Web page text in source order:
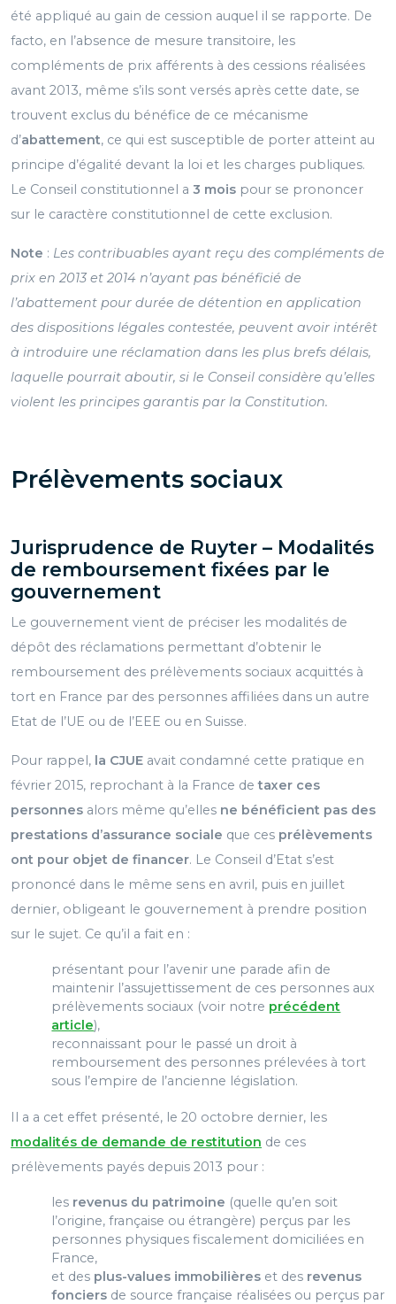
été appliqué au gain de cession auquel il se rapporte. De
facto, en l’absence de mesure transitoire, les
compléments de prix afférents à des cessions réalisées
avant 2013, même s’ils sont versés après cette date, se
trouvent exclus du bénéfice de ce mécanisme
d’abattement, ce qui est susceptible de porter atteint au
principe d’égalité devant la loi et les charges publiques.
Le Conseil constitutionnel a 3 mois pour se prononcer
sur le caractère constitutionnel de cette exclusion.
Note : Les contribuables ayant reçu des compléments de
prix en 2013 et 2014 n’ayant pas bénéficié de
l’abattement pour durée de détention en application
des dispositions légales contestée, peuvent avoir intérêt
à introduire une réclamation dans les plus brefs délais,
laquelle pourrait aboutir, si le Conseil considère qu’elles
violent les principes garantis par la Constitution.
Prélèvements sociaux
Jurisprudence de Ruyter – Modalités
de remboursement fixées par le
gouvernement
Le gouvernement vient de préciser les modalités de
dépôt des réclamations permettant d’obtenir le
remboursement des prélèvements sociaux acquittés à
tort en France par des personnes affiliées dans un autre
Etat de l’UE ou de l’EEE ou en Suisse.
Pour rappel, la CJUE avait condamné cette pratique en
février 2015, reprochant à la France detaxer ces
personnes alors même qu’elles ne bénéficient pas des
prestations d’assurance sociale que ces prélèvements
ont pour objet de financer. Le Conseil d’Etat s’est
prononcé dans le même sens en avril, puis en juillet
dernier, obligeant le gouvernement à prendre position
sur le sujet. Ce qu’il a fait en :
présentant pour l’avenir une parade afin de
maintenir l’assujettissement de ces personnes aux
prélèvements sociaux (voir notre précédent
article),
reconnaissant pour le passé un droit à
remboursement des personnes prélevées à tort
sous l’empire de l’ancienne législation.
Il a a cet effet présenté, le 20 octobre dernier, les
modalités de demande de restitution de ces
prélèvements payés depuis 2013 pour :
les revenus du patrimoine (quelle qu’en soit
l’origine, française ou étrangère) perçus par les
personnes physiques fiscalement domiciliées en
France,
et des plus-values immobilières et des revenus
fonciers de source française réalisées ou perçus par